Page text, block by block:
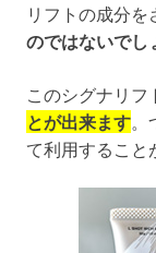
リフトの成分を
のではないでし
このシグナリフ
とが出来ます。
て利用すること